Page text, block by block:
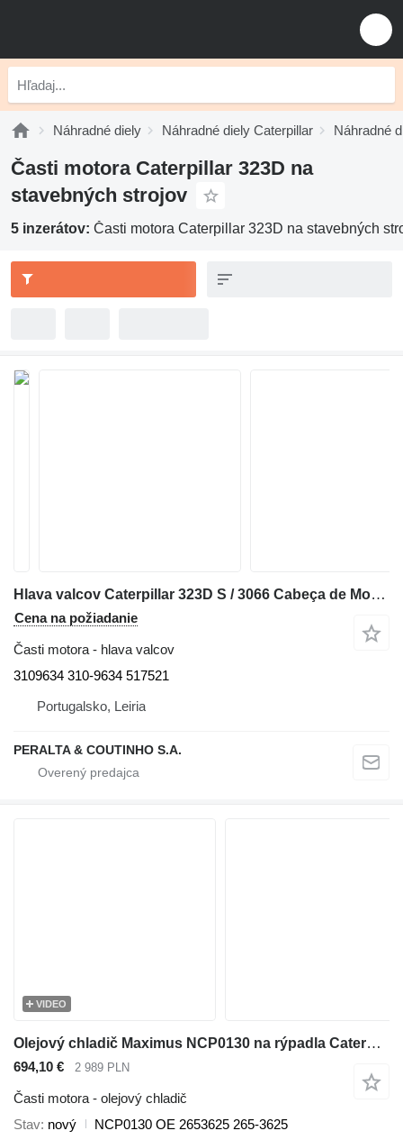
Náhradné diely Náhradné diely Caterpillar Náhradné
Časti motora Caterpillar 323D na
stavebných strojov
5 inzerátov: Časti motora Caterpillar 323D na stavebných
Hlava valcov Caterpillar 323D S / 3066 Cabeça de Motor com Válvulas S6K 320C 3109634 na rýpadla Caterpillar
Cena na požiadanie
Časti motora - hlava valcov
3109634 310-9634 517521
Portugalsko, Leiria
PERALTA & COUTINHO S.A.
VIDEO
Olejový chladič Maximus NCP0130 na rýpadla Caterpillar 320D 321D 323D
694,10 € 2 989 PLN
Časti motora - olejový chladič
Stav nový
NCP0130 OE 2653625 265-3625